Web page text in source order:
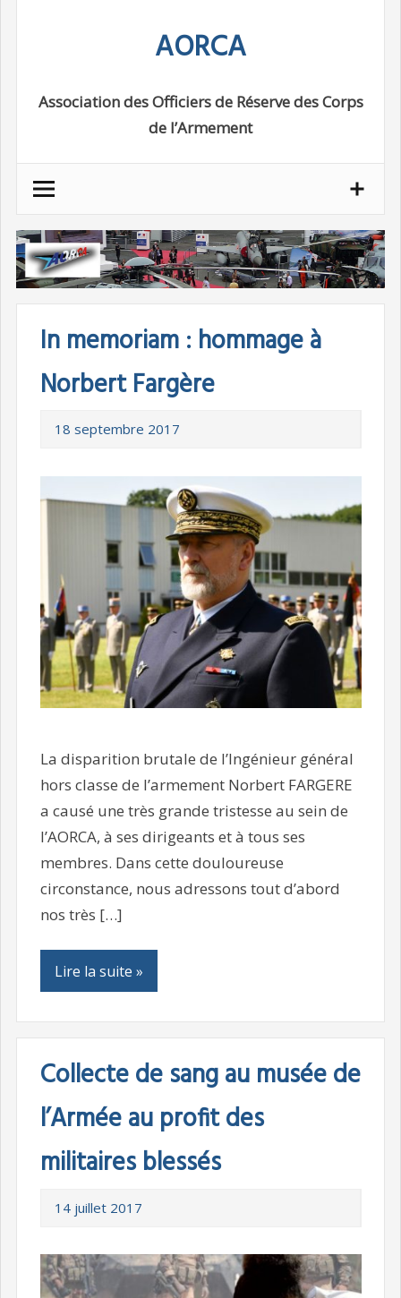
AORCA
Association des Officiers de Réserve des Corps
de l’Armement
In memoriam : hommage à
Norbert Fargère
18 septembre 2017
La disparition brutale de l’Ingénieur général
hors classe de l’armement Norbert FARGERE
a causé une très grande tristesse au sein de
l’AORCA, à ses dirigeants et à tous ses
membres. Dans cette douloureuse
circonstance, nous adressons tout d’abord
nos très […]
Lire la suite »
Collecte de sang au musée de
l’Armée au profit des
militaires blessés
14 juillet 2017